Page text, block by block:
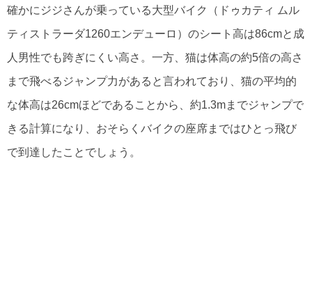
確かにジジさんが乗っている大型バイク（ドゥカティ ムル
ティストラーダ1260エンデューロ）のシート高は86cmと成
人男性でも跨ぎにくい高さ。一方、猫は体高の約5倍の高さ
まで飛べるジャンプ力があると言われており、猫の平均的
な体高は26cmほどであることから、約1.3mまでジャンプで
きる計算になり、おそらくバイクの座席まではひとっ飛び
で到達したことでしょう。